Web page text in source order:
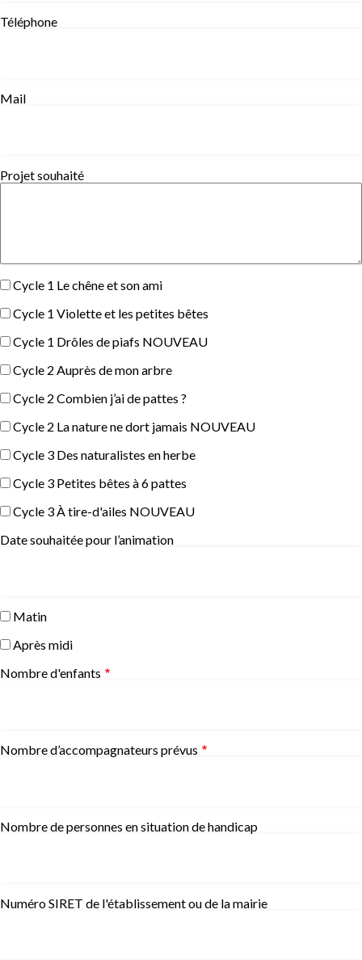
Téléphone
Mail
Projet souhaité
Cycle 1 Le chêne et son ami
Cycle 1 Violette et les petites bêtes
Cycle 1 Drôles de piafs NOUVEAU
Cycle 2 Auprès de mon arbre
Cycle 2 Combien j’ai de pattes ?
Cycle 2 La nature ne dort jamais NOUVEAU
Cycle 3 Des naturalistes en herbe
Cycle 3 Petites bêtes à 6 pattes
Cycle 3 À tire-d'ailes NOUVEAU
Date souhaitée pour l’animation
Matin
Après midi
Nombre d'enfants
Nombre d’accompagnateurs prévus
Nombre de personnes en situation de handicap
Numéro SIRET de l'établissement ou de la mairie